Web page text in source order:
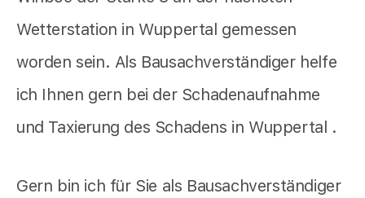
Wetterstation in Wuppertal gemessen
worden sein. Als Bausachverständiger helfe
ich Ihnen gern bei der Schadenaufnahme
und Taxierung des Schadens in Wuppertal .
Gern bin ich für Sie als Bausachverständiger